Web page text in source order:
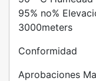
95% no%
3000meters
Conformidad
Aprobaciones